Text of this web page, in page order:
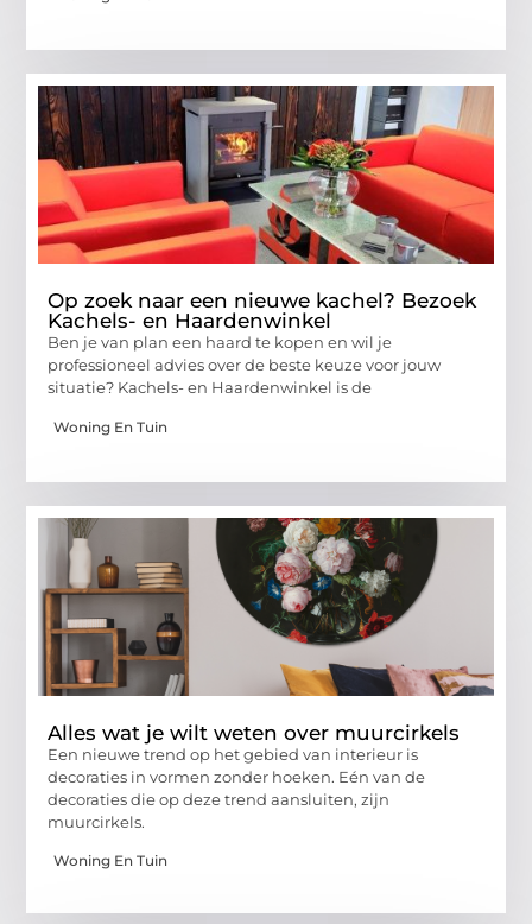
Op zoek naar een nieuwe kachel? Bezoek
Kachels- en Haardenwinkel
Ben je van plan een haard te kopen en wil je
professioneel advies over de beste keuze voor jouw
situatie? Kachels- en Haardenwinkel is de
Woning En Tuin
Alles wat je wilt weten over muurcirkels
Een nieuwe trend op het gebied van interieur is
decoraties in vormen zonder hoeken. Eén van de
decoraties die op deze trend aansluiten, zijn
muurcirkels.
Woning En Tuin